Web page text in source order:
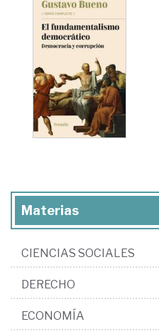
Materias
CIENCIAS SOCIALES
DERECHO
ECONOMÍA